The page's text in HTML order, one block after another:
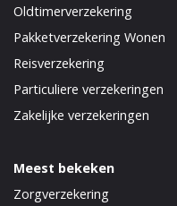
Oldtimerverzekering
Pakketverzekering Wonen
Reisverzekering
Particuliere verzekeringen
Zakelijke verzekeringen
Meest bekeken
Zorgverzekering